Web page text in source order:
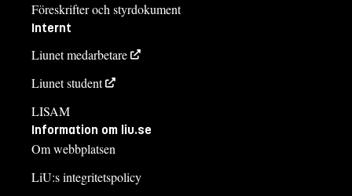
Föreskrifter och styrdokument
Internt
Liunet medarbetare
Liunet student
LISAM
Information om liu.se
Om webbplatsen
LiU:s integritetspolicy